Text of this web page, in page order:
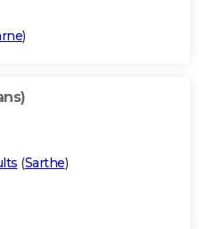
)
(Sarthe)